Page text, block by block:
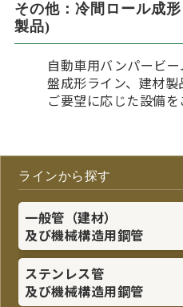
その他：冷間ロール成
製品)
自動車用バンパービ
盤成形ライン、建材製
ご要望に応じた設備を
ラインから探す
一般管（建材）
及び機械構造用鋼管
ステンレス管
及び機械構造用鋼管